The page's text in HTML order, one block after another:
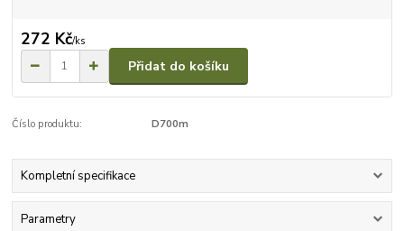
272 Kč/ks
Přidat do košíku
Číslo produktu: D700m
Kompletní specifikace
Parametry